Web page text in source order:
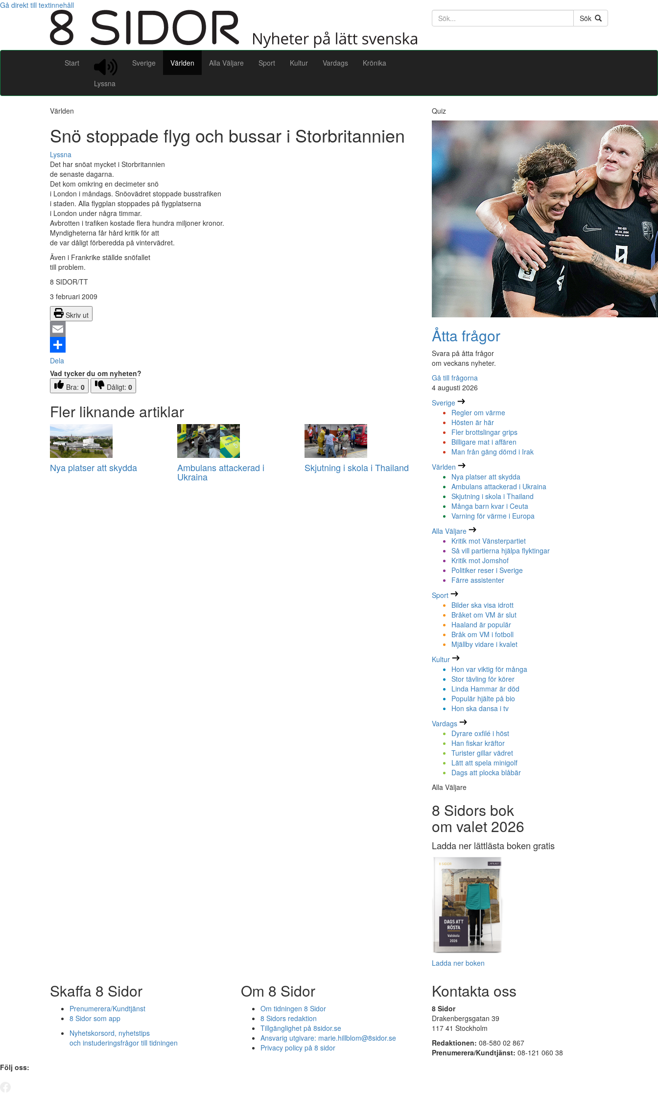
Gå direkt till textinnehåll
Söktext
Sök
Start
Lyssna
Sverige Världen Alla Väljare Sport Kultur Vardags Krönika
Världen
Snö stoppade flyg och bussar i Storbritannien
Lyssna
Det har snöat mycket i Storbritannien
de senaste dagarna.
Det kom omkring en decimeter snö
i London i måndags. Snöovädret stoppade busstrafiken
i staden. Alla flygplan stoppades på flygplatserna
i London under några timmar.
Avbrotten i trafiken kostade flera hundra miljoner kronor.
Myndigheterna får hård kritik för att
de var dåligt förberedda på vintervädret.
Även i Frankrike ställde snöfallet
till problem.
8 SIDOR/TT
3 februari 2009
Skriv ut
Email
Dela
Vad tycker du om nyheten?
Bra: 0 Dåligt: 0
Fler liknande artiklar
Nya platser att skydda Ambulans attackerad i
Ukraina
Skjutning i skola i Thailand
Quiz
Åtta frågor
Svara på åtta frågor
om veckans nyheter.
Gå till frågorna
4 augusti 2026
Sverige
Regler om värme
Hösten är här
Fler brottslingar grips
Billigare mat i affären
Man från gäng dömd i Irak
Världen
Nya platser att skydda
Ambulans attackerad i Ukraina
Skjutning i skola i Thailand
Många barn kvar i Ceuta
Varning för värme i Europa
Alla Väljare
Kritik mot Vänsterpartiet
Så vill partierna hjälpa flyktingar
Kritik mot Jomshof
Politiker reser i Sverige
Färre assistenter
Sport
Bilder ska visa idrott
Bråket om VM är slut
Haaland är populär
Bråk om VM i fotboll
Mjällby vidare i kvalet
Kultur
Hon var viktig för många
Stor tävling för körer
Linda Hammar är död
Populär hjälte på bio
Hon ska dansa i tv
Vardags
Dyrare oxfilé i höst
Han fiskar kräftor
Turister gillar vädret
Lätt att spela minigolf
Dags att plocka blåbär
Alla Väljare
8 Sidors bok
om valet 2026
Ladda ner lättlästa boken gratis
Ladda ner boken
Skaffa 8 Sidor
Prenumerera/Kundtjänst
8 Sidor som app
Nyhetskorsord, nyhetstips
och instuderingsfrågor till tidningen
Om 8 Sidor
Om tidningen 8 Sidor
8 Sidors redaktion
Tillgänglighet på 8sidor.se
Ansvarig utgivare: marie.hillblom@8sidor.se
Privacy policy på 8 sidor
Kontakta oss
8 Sidor
Drakenbergsgatan 39
117 41 Stockholm
Redaktionen: 08-580 02 867
Prenumerera/Kundtjänst: 08-121 060 38
Följ oss: